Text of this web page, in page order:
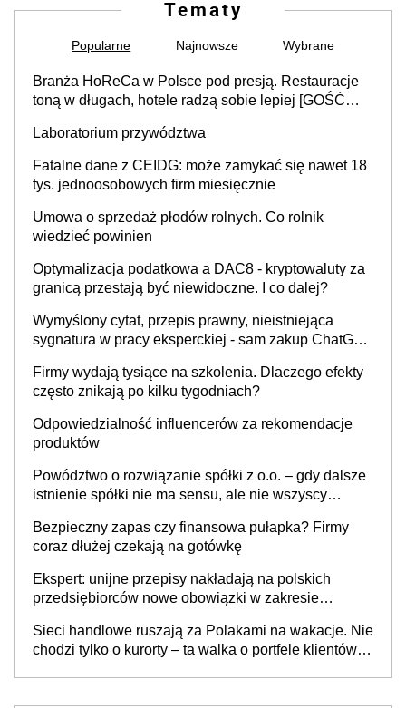
Tematy
Popularne Najnowsze Wybrane
Branża HoReCa w Polsce pod presją. Restauracje
toną w długach, hotele radzą sobie lepiej [GOŚĆ
Laboratorium przywództwa
Fatalne dane z CEIDG: może zamykać się nawet 18
tys. jednoosobowych firm miesięcznie
Umowa o sprzedaż płodów rolnych. Co rolnik
wiedzieć powinien
Optymalizacja podatkowa a DAC8 - kryptowaluty za
granicą przestają być niewidoczne. I co dalej?
Wymyślony cytat, przepis prawny, nieistniejąca
sygnatura w pracy eksperckiej - sam zakup ChatGPT
Firmy wydają tysiące na szkolenia. Dlaczego efekty
często znikają po kilku tygodniach?
Odpowiedzialność influencerów za rekomendacje
produktów
Powództwo o rozwiązanie spółki z o.o. – gdy dalsze
istnienie spółki nie ma sensu, ale nie wszyscy
Bezpieczny zapas czy finansowa pułapka? Firmy
coraz dłużej czekają na gotówkę
Ekspert: unijne przepisy nakładają na polskich
przedsiębiorców nowe obowiązki w zakresie
Sieci handlowe ruszają za Polakami na wakacje. Nie
chodzi tylko o kurorty – ta walka o portfele klientów